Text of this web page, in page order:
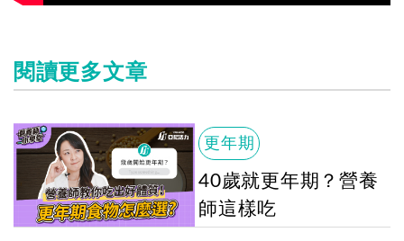
閱讀更多文章
更年期
40歲就更年期？營養
師這樣吃